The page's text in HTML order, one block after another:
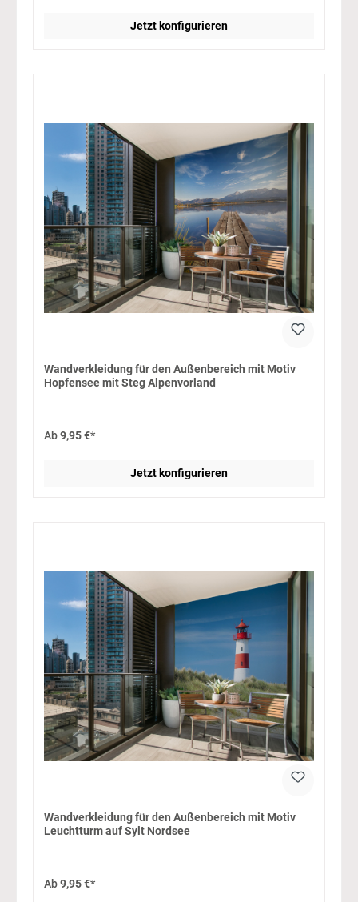
Jetzt konfigurieren
Wandverkleidung für den Außenbereich mit Motiv
Hopfensee mit Steg Alpenvorland
Ab9,95 €*
Jetzt konfigurieren
Wandverkleidung für den Außenbereich mit Motiv
Leuchtturm auf Sylt Nordsee
Ab9,95 €*